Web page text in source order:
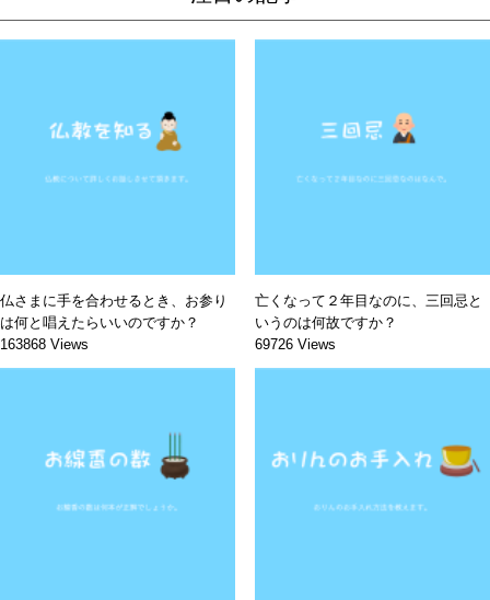
仏さまに手を合わせるとき、お参り
は何と唱えたらいいのですか？
163868 Views
亡くなって２年目なのに、三回忌と
いうのは何故ですか？
69726 Views